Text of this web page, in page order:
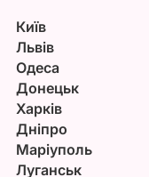
Київ
Львів
Одеса
Донецьк
Харків
Дніпро
Маріуполь
Луганськ